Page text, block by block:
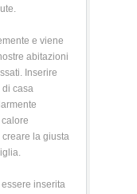
e viene
abitazioni
Inserire
di casa
la giusta
inserita